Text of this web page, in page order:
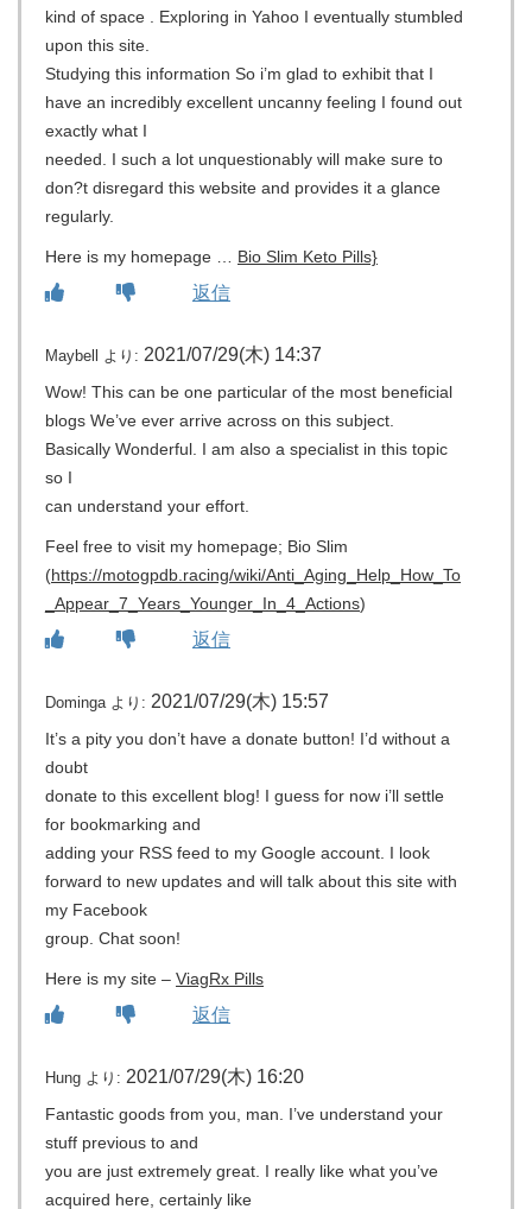
kind of space . Exploring in Yahoo I eventually stumbled
upon this site.
Studying this information So i’m glad to exhibit that I
have an incredibly excellent uncanny feeling I found out
exactly what I
needed. I such a lot unquestionably will make sure to
don?t disregard this website and provides it a glance
regularly.
Here is my homepage … Bio Slim Keto Pills}
返信
Maybell より: 2021/07/29(木) 14:37
Wow! This can be one particular of the most beneficial
blogs We’ve ever arrive across on this subject.
Basically Wonderful. I am also a specialist in this topic
so I
can understand your effort.
Feel free to visit my homepage; Bio Slim
(https://motogpdb.racing/wiki/Anti_Aging_Help_How_To
_Appear_7_Years_Younger_In_4_Actions)
返信
Dominga より: 2021/07/29(木) 15:57
It’s a pity you don’t have a donate button! I’d without a
doubt
donate to this excellent blog! I guess for now i’ll settle
for bookmarking and
adding your RSS feed to my Google account. I look
forward to new updates and will talk about this site with
my Facebook
group. Chat soon!
Here is my site – ViagRx Pills
返信
Hung より: 2021/07/29(木) 16:20
Fantastic goods from you, man. I’ve understand your
stuff previous to and
you are just extremely great. I really like what you’ve
acquired here, certainly like